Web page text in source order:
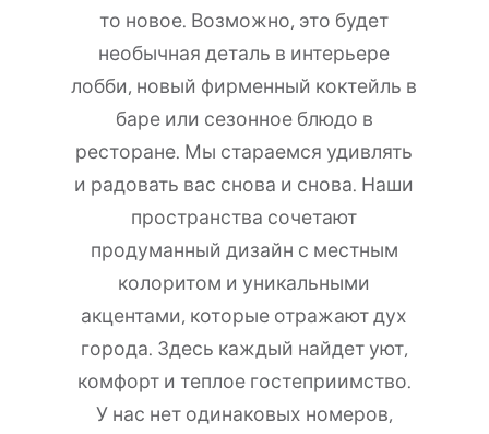
то новое. Возможно, это будет
необычная деталь в интерьере
лобби, новый фирменный коктейль в
баре или сезонное блюдо в
ресторане. Мы стараемся удивлять
и радовать вас снова и снова. Наши
пространства сочетают
продуманный дизайн с местным
колоритом и уникальными
акцентами, которые отражают дух
города. Здесь каждый найдет уют,
комфорт и теплое гостеприимство.
У нас нет одинаковых номеров,